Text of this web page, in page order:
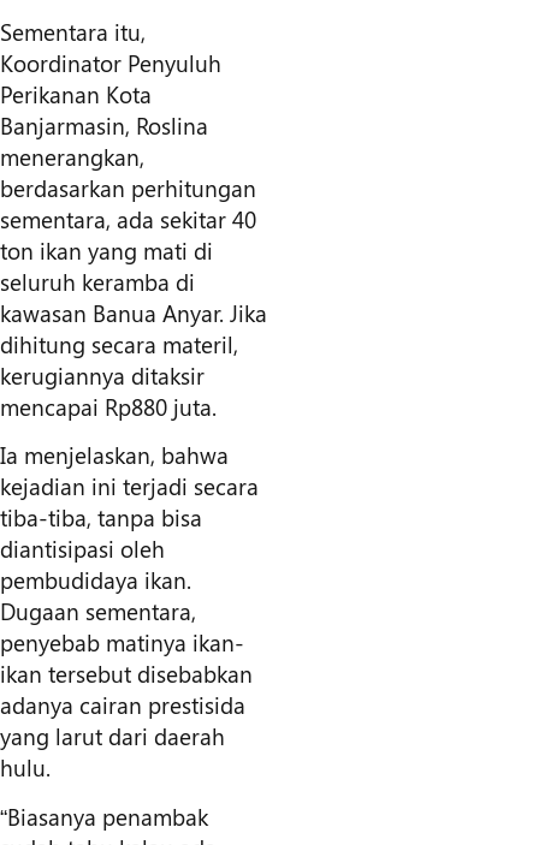
Sementara itu,
Koordinator Penyuluh
Perikanan Kota
Banjarmasin, Roslina
menerangkan,
berdasarkan perhitungan
sementara, ada sekitar 40
ton ikan yang mati di
seluruh keramba di
kawasan Banua Anyar. Jika
dihitung secara materil,
kerugiannya ditaksir
mencapai Rp880 juta.
Ia menjelaskan, bahwa
kejadian ini terjadi secara
tiba-tiba, tanpa bisa
diantisipasi oleh
pembudidaya ikan.
Dugaan sementara,
penyebab matinya ikan-
ikan tersebut disebabkan
adanya cairan prestisida
yang larut dari daerah
hulu.
“Biasanya penambak